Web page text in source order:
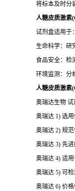
将标本及时分
人糖皮质激素
试剂盒适用于：
生命科学：研
食品安全：检
环境监测：分
人糖皮质激素
奥瑞达生物
奥瑞达 1) 选
奥瑞达 2) 规
奥瑞达 3) 先
奥瑞达 4) 适
奥瑞达 5) 可
奥瑞达 6) 价